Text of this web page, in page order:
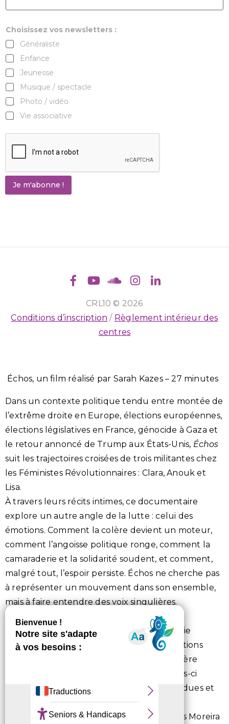
Choisissez vos newsletters :
Généraliste
Enfance
Jeunesse
Musique / spectacle
Photo / vidéo
Vie associative
Je m'abonne !
CRL10 © 2026
Conditions d’inscription / Règlement intérieur des
centres
Échos, un film réalisé par Sarah Kazes – 27 minutes
Dans un contexte politique tendu entre montée de
l’extrême droite en Europe, élections européennes,
élections législatives en France, génocide à Gaza et
le retour annoncé de Trump aux États-Unis, Échos
suit les trajectoires croisées de trois militantes chez
les Féministes Révolutionnaires : Clara, Anouk et
Lisa.
À travers leurs récits intimes, ce documentaire
explore un autre angle de la lutte : celui des
émotions. Comment la colère devient un moteur,
comment l’angoisse politique ronge, comment la
camaraderie et la solidarité soudent, et comment,
malgré tout, l’espoir persiste. Échos ne cherche pas
à représenter un mouvement dans son ensemble,
mais à faire entendre des voix singulières.
Réalisé dans une démarche d’anthropologie
visuelle, ce film interroge la place des émotions
dans l’engagement militant. Il met en lumière
l’importance de créer des espaces où celles-ci
peuvent être exprimées, partagées, entendues et
Un film fait en collaboration avec Jade Aires Moreira